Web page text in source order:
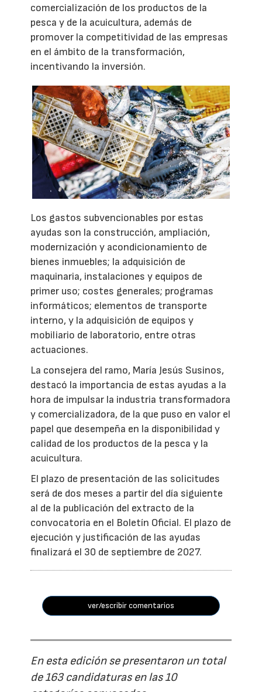
comercialización de los productos de la
pesca y de la acuicultura, además de
promover la competitividad de las empresas
en el ámbito de la transformación,
incentivando la inversión.
Los gastos subvencionables por estas
ayudas son la construcción, ampliación,
modernización y acondicionamiento de
bienes inmuebles; la adquisición de
maquinaria, instalaciones y equipos de
primer uso; costes generales; programas
informáticos; elementos de transporte
interno, y la adquisición de equipos y
mobiliario de laboratorio, entre otras
actuaciones.
La consejera del ramo, María Jesús Susinos,
destacó la importancia de estas ayudas a la
hora de impulsar la industria transformadora
y comercializadora, de la que puso en valor el
papel que desempeña en la disponibilidad y
calidad de los productos de la pesca y la
acuicultura.
El plazo de presentación de las solicitudes
será de dos meses a partir del día siguiente
al de la publicación del extracto de la
convocatoria en el Boletín Oficial. El plazo de
ejecución y justificación de las ayudas
finalizará el 30 de septiembre de 2027.
ver/escribir comentarios
En esta edición se presentaron un total
de 163 candidaturas en las 10